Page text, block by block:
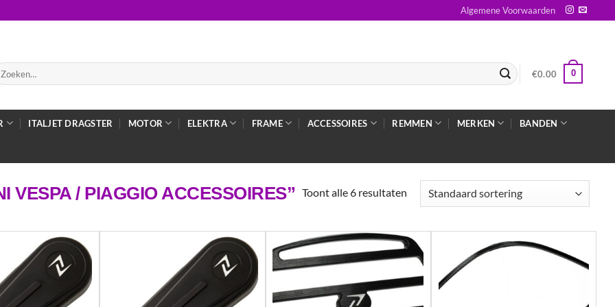
Algemene Voorwaarden
€0.00 0
ITALJET DRAGSTER MOTOR ELEKTRA FRAME ACCESSOIRES REMMEN MERKEN BANDEN
VESPA / PIAGGIO ACCESSOIRES” Toont alle 6 resultaten